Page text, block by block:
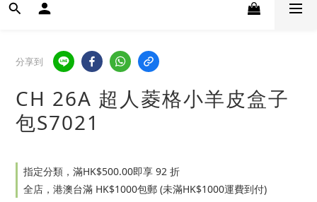
分享到
CH 26A 超人菱格小羊皮盒子
包S7021
指定分類，滿HK$500.00即享 92 折
全店，港澳台滿 HK$1000包郵 (未滿HK$1000運費到付)